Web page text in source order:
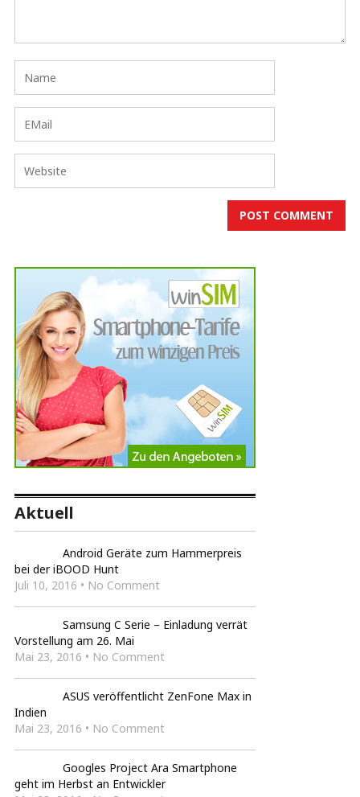
Aktuell
Android Geräte zum Hammerpreis
bei der iBOOD Hunt
Juli 10, 2016 • No Comment
Samsung C Serie – Einladung verrät
Vorstellung am 26. Mai
Mai 23, 2016 • No Comment
ASUS veröffentlicht ZenFone Max in
Indien
Mai 23, 2016 • No Comment
Googles Project Ara Smartphone
geht im Herbst an Entwickler